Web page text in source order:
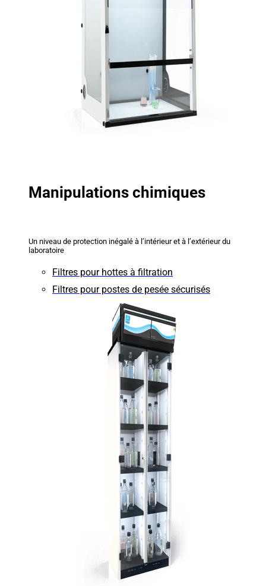
Manipulations chimiques
Un niveau de protection inégalé à l’intérieur et à l’extérieur du
laboratoire
Filtres pour hottes à filtration
Filtres pour postes de pesée sécurisés